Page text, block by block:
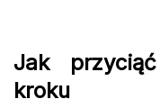
Jak
kroku